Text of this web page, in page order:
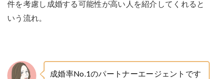
件を考慮し成婚する可能性が高い人を紹介してくれると
いう流れ。
成婚率No.1のパートナーエージェントです